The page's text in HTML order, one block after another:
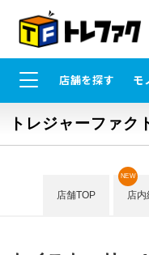
店舗を探す モ
トレジャーファク
店舗TOP 店内
NEW